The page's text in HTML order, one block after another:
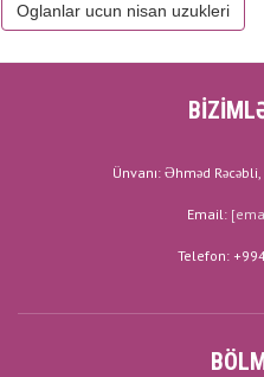
Oglanlar ucun nisan uzukleri
Ünvanı: Əhməd
Email:
Telefon: